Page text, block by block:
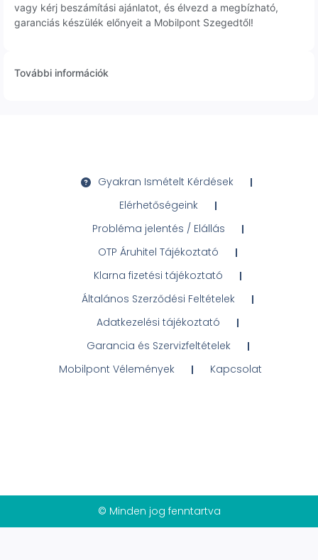
vagy kérj beszámítási ajánlatot, és élvezd a megbízható,
garanciás készülék előnyeit a Mobilpont Szegedtől!
További információk
Gyakran Ismételt Kérdések
Elérhetőségeink
Probléma jelentés / Elállás
OTP Áruhitel Tájékoztató
Klarna fizetési tájékoztató
Általános Szerződési Feltételek
Adatkezelési tájékoztató
Garancia és Szervizfeltételek
Mobilpont Vélemények
Kapcsolat
© Minden jog fenntartva